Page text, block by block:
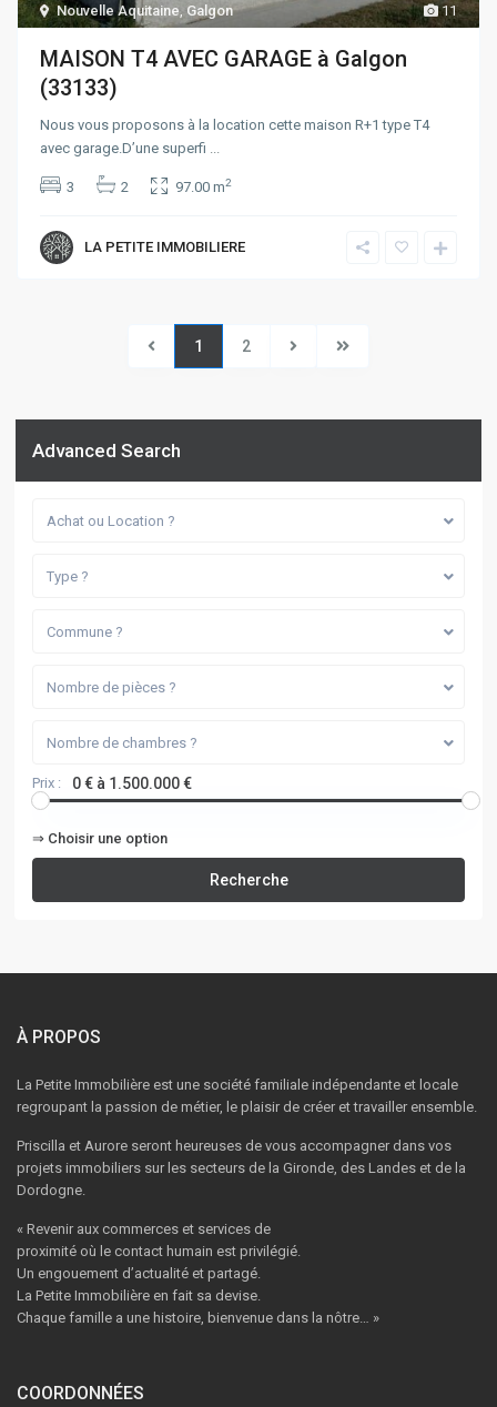
11
Nouvelle Aquitaine Galgon
MAISON T4 AVEC GARAGE à Galgon
(33133)
Nous vous proposons à la location cette maison R+1 type T4
avec garage.D’une superfi
3 2 97.00 m2
LA PETITE IMMOBILIERE
1 2
Advanced Search
Achat ou Location ?
Type ?
Commune ?
Nombre de pièces ?
Nombre de chambres ?
Prix : 0 € à 1.500.000 €
⇒ Choisir une option
Recherche
À PROPOS
La Petite Immobilière est une société familiale indépendante et locale
regroupant la passion de métier, le plaisir de créer et travailler ensemble.
Priscilla et Aurore seront heureuses de vous accompagner dans vos
projets immobiliers sur les secteurs de la Gironde, des Landes et de la
Dordogne.
« Revenir aux commerces et services de
proximité où le contact humain est privilégié.
Un engouement d’actualité et partagé.
La Petite Immobilière en fait sa devise.
Chaque famille a une histoire, bienvenue dans la nôtre… »
COORDONNÉES